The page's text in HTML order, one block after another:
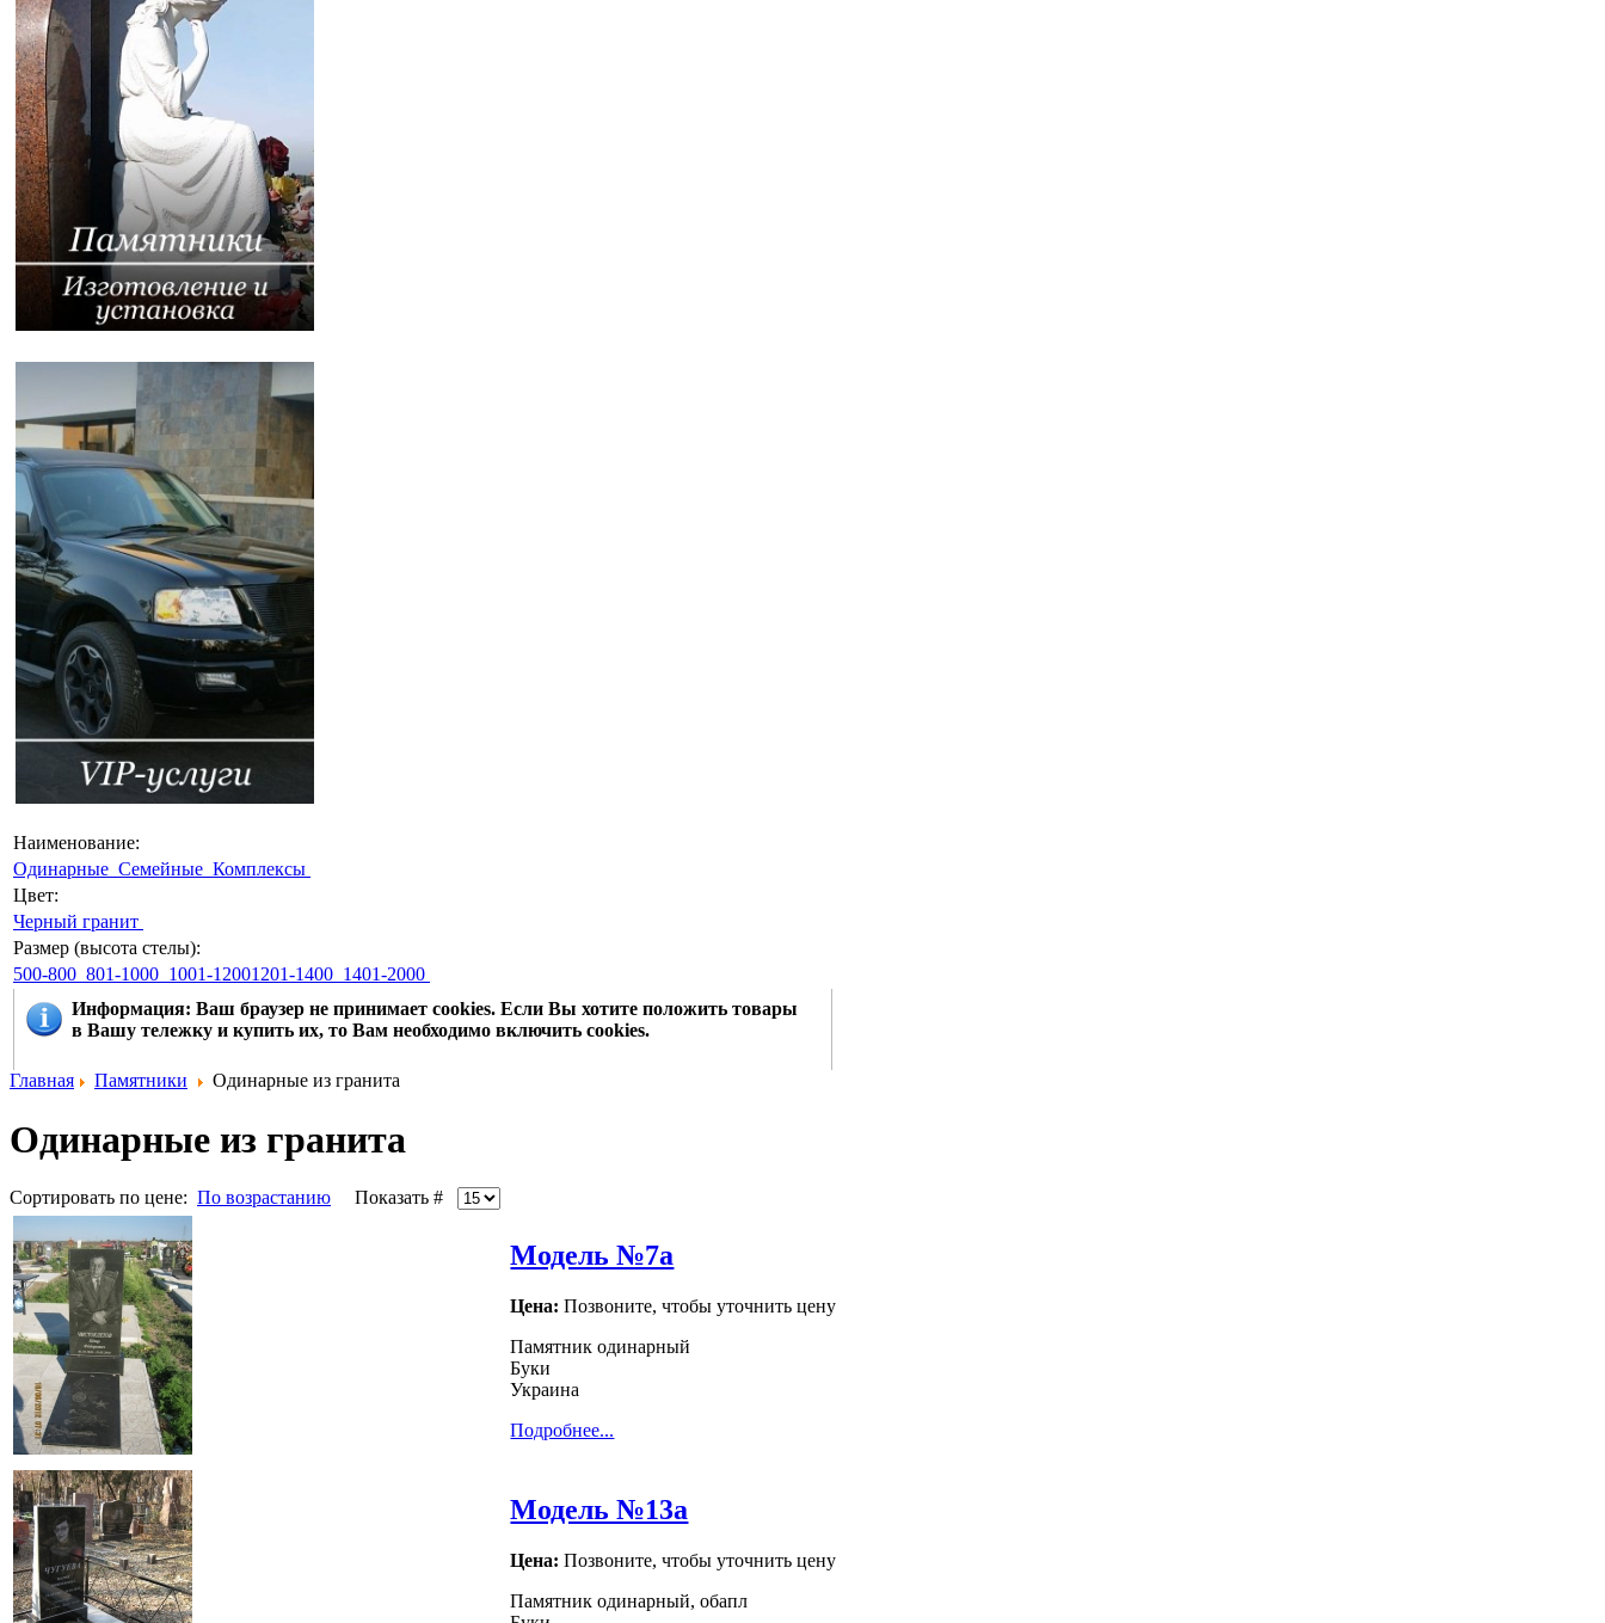
Наименование:
Одинарные Семейные Комплексы
Цвет:
Черный гранит
Размер (высота стелы):
500-800 801-1000 1001-12001201-1400 1401-2000
Информация: Ваш браузер не принимает cookies. Если Вы хотите положить товары
в Вашу тележку и купить их, то Вам необходимо включить cookies.
Главная Памятники Одинарные из гранита
Одинарные из гранита
Сортировать по цене: По возрастанию Показать #
Модель №7а
Цена: Позвоните, чтобы уточнить цену
Памятник одинарный
Буки
Украина
Подробнее...
Модель №13а
Цена: Позвоните, чтобы уточнить цену
Памятник одинарный, обапл